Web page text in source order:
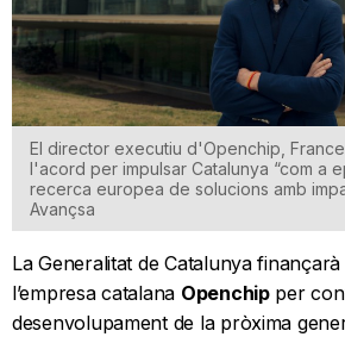
El director executiu d'Openchip,
l'acord per impulsar Catalunya “com a
recerca europea de solucions amb
Avançsa
La Generalitat de Catalunya finançarà
l’empresa catalana Openchipper
desenvolupament de la pròxima